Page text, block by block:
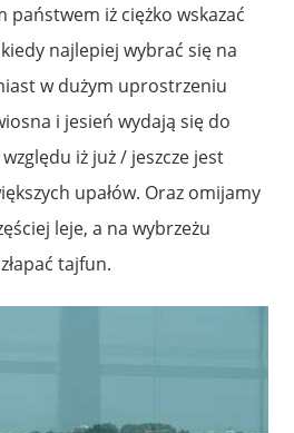
państwem iż ciężko wskazać
najlepiej wybrać się na
w dużym uprostrzeniu
i jesień wydają się do
iż już / jeszcze jest
upałów. Oraz omijamy
leje, a na wybrzeżu
tajfun.